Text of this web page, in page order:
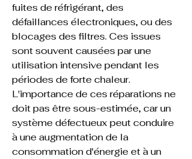
fuites de réfrigérant, des
défaillances électroniques, ou des
blocages des filtres. Ces issues
sont souvent causées par une
utilisation intensive pendant les
périodes de forte chaleur.
L'importance de ces réparations ne
doit pas être sous-estimée, car un
système défectueux peut conduire
à une augmentation de la
consommation d'énergie et à un